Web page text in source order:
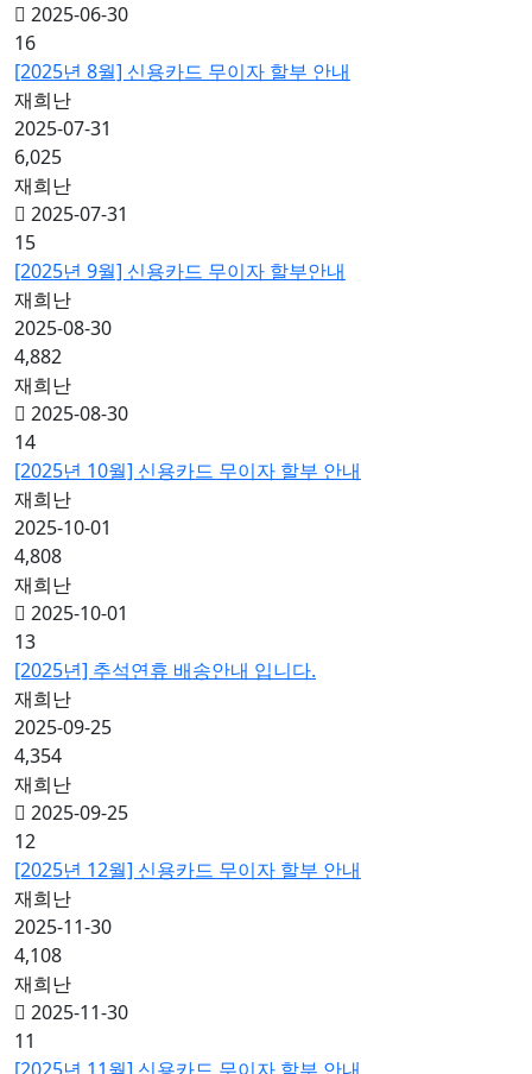
2025-06-30
16
[2025년 8월] 신용카드 무이자 할부 안내
재희난
2025-07-31
6,025
재희난
2025-07-31
15
[2025년 9월] 신용카드 무이자 할부안내
재희난
2025-08-30
4,882
재희난
2025-08-30
14
[2025년 10월] 신용카드 무이자 할부 안내
재희난
2025-10-01
4,808
재희난
2025-10-01
13
[2025년] 추석연휴 배송안내 입니다.
재희난
2025-09-25
4,354
재희난
2025-09-25
12
[2025년 12월] 신용카드 무이자 할부 안내
재희난
2025-11-30
4,108
재희난
2025-11-30
11